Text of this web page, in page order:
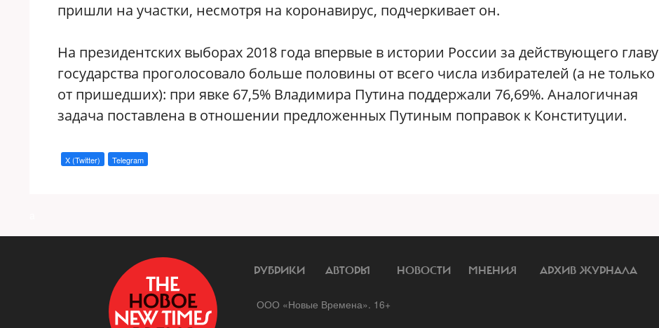
пришли на участки, несмотря на коронавирус, подчеркивает он.
На президентских выборах 2018 года впервые в истории России за действующего главу
государства проголосовало больше половины от всего числа избирателей (а не только
от пришедших): при явке 67,5% Владимира Путина поддержали 76,69%. Аналогичная
задача поставлена в отношении предложенных Путиным поправок к Конституции.
X (Twitter) Telegram
РУБРИКИ АВТОРЫ НОВОСТИ МНЕНИЯ АРХИВ ЖУРНАЛА
ООО «Новые Времена». 16+